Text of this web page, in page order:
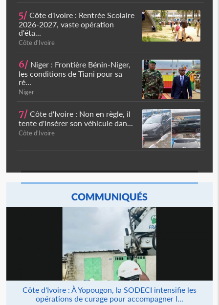
5/ Côte d'Ivoire : Rentrée Scolaire
2026-2027, vaste opération
d'éta...
Côte d'Ivoire
6/ Niger : Frontière Bénin-Niger,
les conditions de Tiani pour sa
ré...
Niger
7/ Côte d'Ivoire : Non en règle, il
tente d'insérer son véhicule dan...
Côte d'Ivoire
COMMUNIQUÉS
Côte d'Ivoire : À Yopougon, la SODECI intensifie les
opérations de curage pour accompagner l...